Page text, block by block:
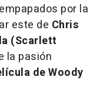
por la
este de Chris
(Scarlett
la pasión
de Woody